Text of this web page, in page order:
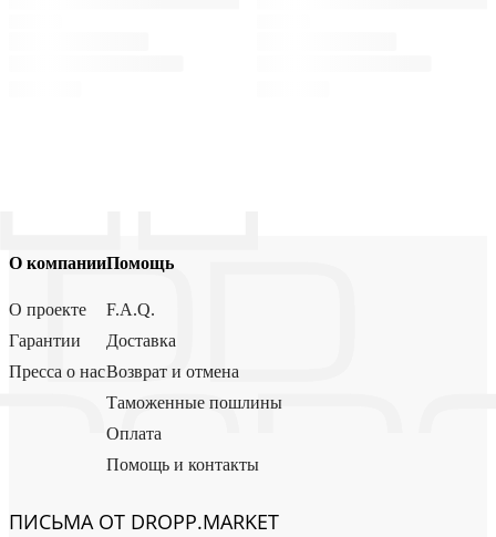
О компании
О проекте
Гарантии
Пресса о нас
Помощь
F.A.Q.
Доставка
Возврат и отмена
Таможенные пошлины
Оплата
Помощь и контакты
ПИСЬМА ОТ DROPP.MARKET